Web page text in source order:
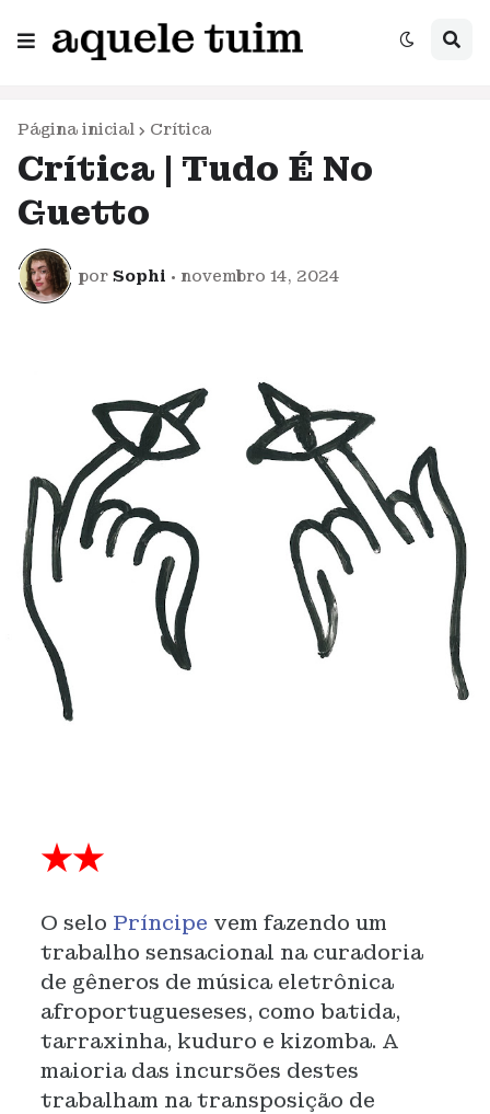
Página inicial Crítica
Crítica | Tudo É No
Guetto
por Sophi • novembro 14, 2024
★★
O selo Príncipe vem fazendo um
trabalho sensacional na curadoria
de gêneros de música eletrônica
afroportugueseses, como batida,
tarraxinha, kuduro e kizomba. A
maioria das incursões destes
trabalham na transposição de